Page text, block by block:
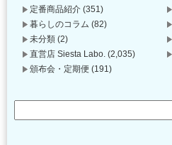
定番商品紹介 (351)
暮らしのコラム (82)
未分類 (2)
直営店 Siesta Labo. (2,035)
頒布会・定期便 (191)